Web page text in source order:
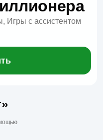
Игры с ассистентом